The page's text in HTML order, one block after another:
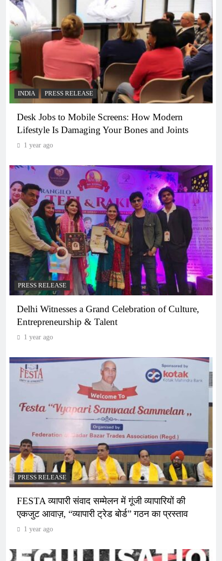
INDIA PRESS RELEASE
Desk Jobs to Mobile Screens: How Modern
Lifestyle Is Damaging Your Bones and Joints
1 year ago
PRESS RELEASE
Delhi Witnesses a Grand Celebration of Culture,
Entrepreneurship & Talent
1 year ago
PRESS RELEASE
FESTA व्यापारी संवाद सम्मेलन में गूंजी व्यापारियों की
एकजुट आवाज़, “व्यापारी ट्रेड बोर्ड” गठन का प्रस्ताव
1 year ago